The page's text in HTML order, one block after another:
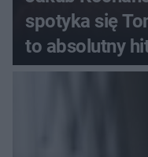
spotyka się
to absolutny